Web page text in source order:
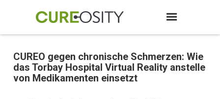
CUREO gegen chronische Schmerzen: Wie
das Torbay Hospital Virtual Reality anstelle
von Medikamenten einsetzt